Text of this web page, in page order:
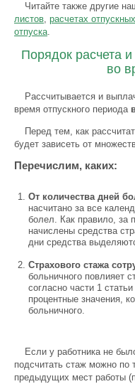
Читайте также другие
листов, расчетах
отпуска.
Порядок расчета
во
Рассчитывается и
время отпускного периода
Перед тем, как
будет зависеть от
Перечислим, каких:
От количества дней
насчитано за все
болел. Как правило, за
начислены средства
дни средства
Страхового стажа
больничного повлияет
согласно части 1
процентные значения,
больничного.
Если у работника не
подсчитать стаж можно по
предыдущих мест работы